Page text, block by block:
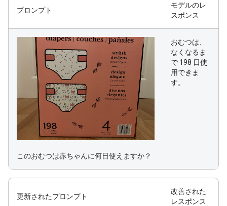
プロンプト
モデルのレ
スポンス
このおむつは赤ちゃんに何日使えますか？
おむつは、
なくなるま
で 198 日使
用できま
す。
更新されたプロンプト
改善された
レスポンス